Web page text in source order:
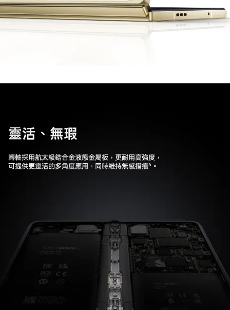
靈活、無瑕
轉軸採用航太級鋯合金液態金屬板，更耐用高強度，
可提供更靈活的多角度應用，同時維持無感摺痕⁴。